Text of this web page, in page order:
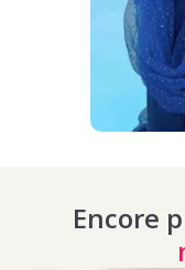
Encore